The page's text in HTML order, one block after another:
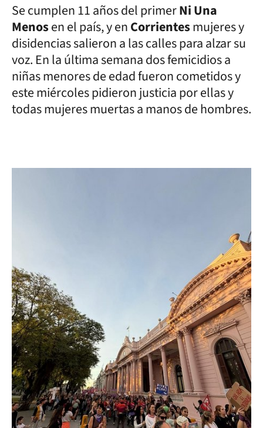
Se cumplen 11 años del primerNi Una
Menosen el país, y enCorrientesmujeres y
disidencias salieron a las calles para alzar su
voz. En la última semana dos femicidios a
niñas menores de edad fueron cometidos y
este miércoles pidieron justicia por ellas y
todas mujeres muertas a manos de hombres.